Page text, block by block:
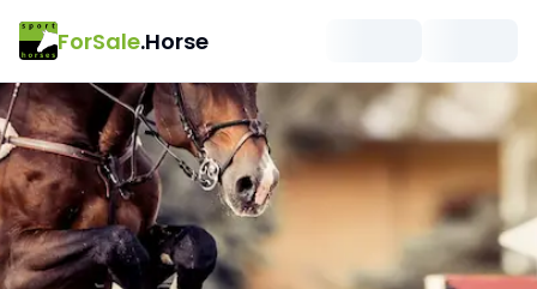
ForSale.Horse